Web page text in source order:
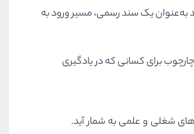
یک سند رسمی، مسیر ورود به
برای کسانی که در یادگیری
شغلی و علمی به شمار آید.